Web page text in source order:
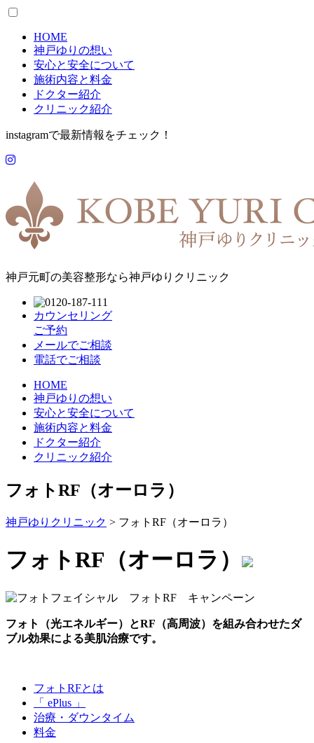
HOME
神戸ゆりの想い
安心と安全について
施術内容と料金
ドクター紹介
クリニック紹介
instagramで最新情報をチェック！
神戸元町の美容整形なら神戸ゆりクリニック
カウンセリング
ご予約
メールでご相談
電話でご相談
HOME
神戸ゆりの想い
安心と安全について
施術内容と料金
ドクター紹介
クリニック紹介
フォトRF（オーロラ）
神戸ゆりクリニック > フォトRF（オーロラ）
フォトRF（オーロラ）
フォト（光エネルギー）とRF（高周波）を組み合わせたダ
ブル効果による美肌治療です。
フォトRFとは
「 ePlus 」
治療・ダウンタイム
料金